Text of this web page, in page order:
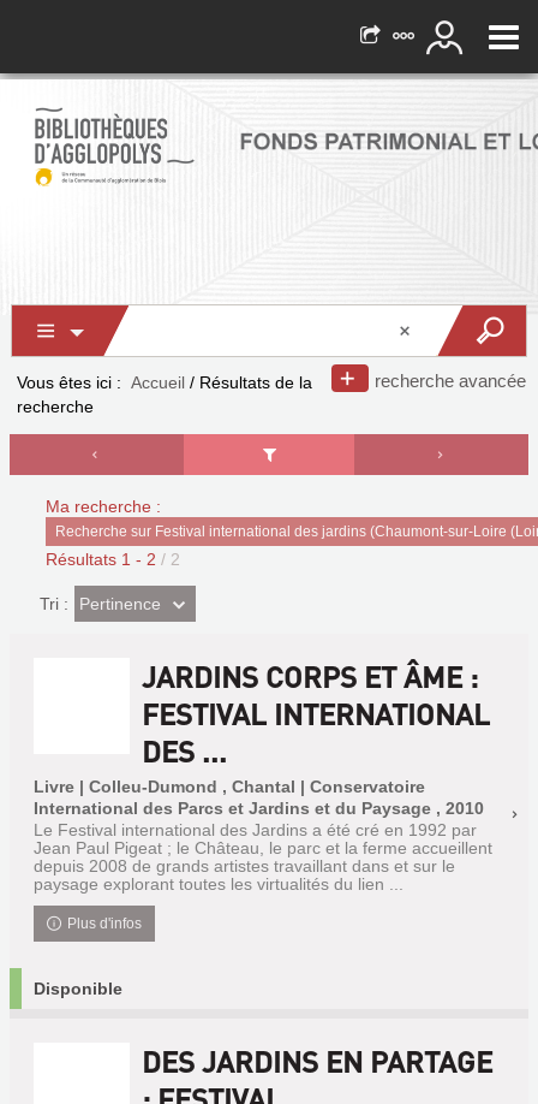
recherche avancée
Vous êtes ici : Accueil / Résultats de la
recherche
Ma recherche :
Recherche sur Festival international des jardins (Chaumont-sur-Loire
Résultats 1 - 2 / 2
Tri : (Effet
imédiat)
Pertinence
JARDINS CORPS ET ÂME :
FESTIVAL INTERNATIONAL
DES ...
Livre | Colleu-Dumond , Chantal | Conservatoire
International des Parcs et Jardins et du Paysage , 2010
Le Festival international des Jardins a été cré en 1992 par
Jean Paul Pigeat ; le Château, le parc et la ferme accueillent
depuis 2008 de grands artistes travaillant dans et sur le
paysage explorant toutes les virtualités du lien ...
Plus d'infos
Disponible
DES JARDINS EN PARTAGE